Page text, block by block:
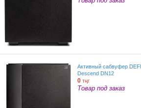
Активный сабвуфер
Descend DN12
0 тңг
Товар под заказ